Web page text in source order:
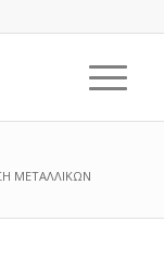
ΜΕΤΑΛΛΙΚΩΝ